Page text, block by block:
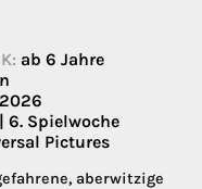
ab 6 Jahre
2026
6. Spielwoche
Pictures
aberwitzige